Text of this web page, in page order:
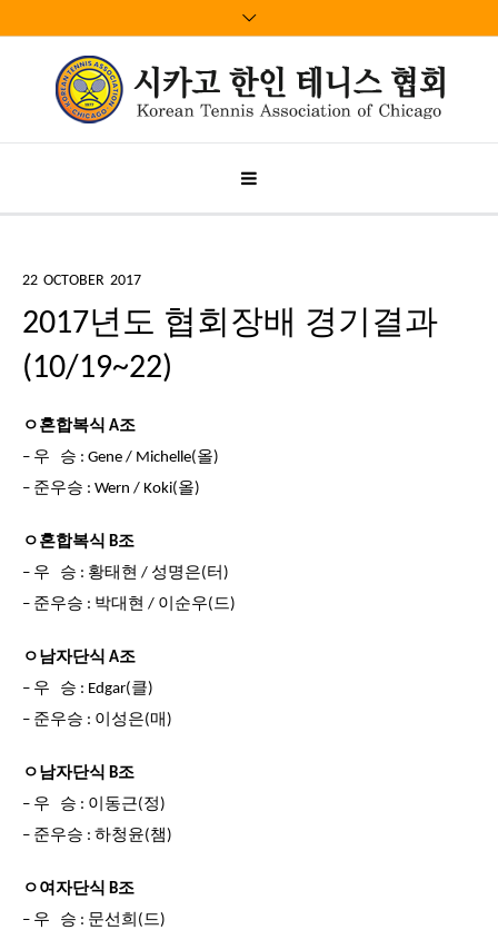
22 OCTOBER 2017
2017년도 협회장배 경기결과
(10/19~22)
ㅇ혼합복식 A조
– 우 승 : Gene / Michelle(올)
– 준우승 : Wern / Koki(올)
ㅇ혼합복식 B조
– 우 승 : 황태현 / 성명은(터)
– 준우승 : 박대현 / 이순우(드)
ㅇ남자단식 A조
– 우 승 : Edgar(클)
– 준우승 : 이성은(매)
ㅇ남자단식 B조
– 우 승 : 이동근(정)
– 준우승 : 하청윤(챔)
ㅇ여자단식 B조
– 우 승 : 문선희(드)